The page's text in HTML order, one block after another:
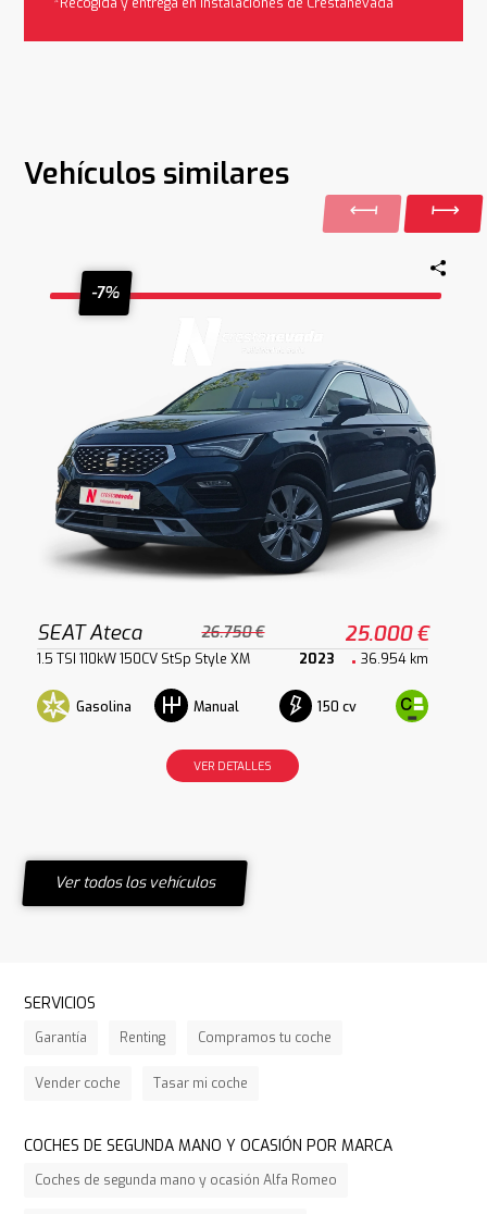
Vehículos similares
-7%
SEAT Ateca 26.750 € 25.000 €
1.5 TSI 110kW 150CV StSp Style XM 2023 36.954 km
Gasolina Manual 150 cv
VER DETALLES
Ver todos los vehículos
SERVICIOS
Garantía Renting Compramos tu coche
Vender coche Tasar mi coche
COCHES DE SEGUNDA MANO Y OCASIÓN POR MARCA
Coches de segunda mano y ocasión Alfa Romeo